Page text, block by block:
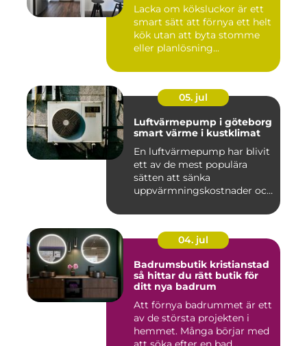
Lacka om köksluckor är ett
smart sätt att förnya ett helt
kök utan att byta stomme
eller planlösning...
05. jul
Luftvärmepump i göteborg
smart värme i kustklimat
En luftvärmepump har blivit
ett av de mest populära
sätten att sänka
uppvärmningskostnader och
04. jul
Badrumsbutik kristianstad
så hittar du rätt butik för
ditt nya badrum
Att förnya badrummet är ett
av de största projekten i
hemmet. Många börjar med